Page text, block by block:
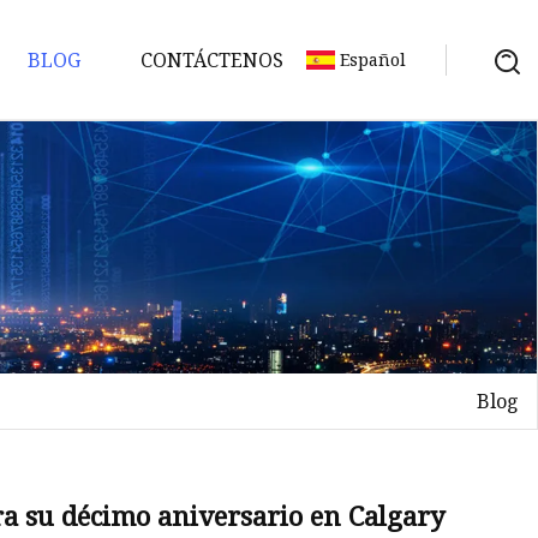
BLOG CONTÁCTENOS Español
Blog
su décimo aniversario en Calgary